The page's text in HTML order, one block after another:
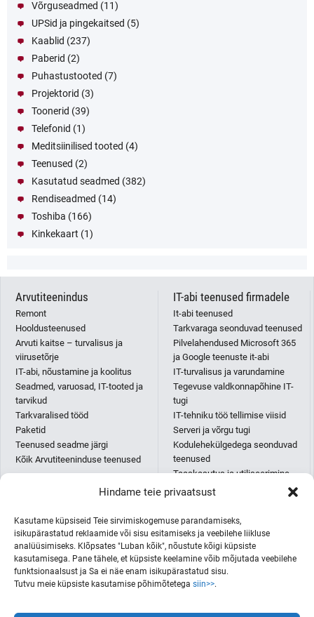
Hindame teie privaatsust
Kasutame küpsiseid Teie sirvimiskogemuse parandamiseks,
isikupärastatud reklaamide või sisu esitamiseks ja veebilehe liikluse
analüüsimiseks. Klõpsates "Luban kõik", nõustute kõigi küpsiste
kasutamisega. Pane tähele, et küpsiste keelamine võib mõjutada veebilehe
funktsionaalsust ja Sa ei näe enam isikupärastatud sisu.
Tutvu meie küpsiste kasutamise põhimõtetega siin>>.
Võrguseadmed (11)
UPSid ja pingekaitsed (5)
Kaablid (237)
Paberid (2)
Puhastustooted (7)
Projektorid (3)
Toonerid (39)
Telefonid (1)
Meditsiinilised tooted (4)
Teenused (2)
Kasutatud seadmed (382)
Rendiseadmed (14)
Toshiba (166)
Kinkekaart (1)
Arvutiteenindus
Remont
Hooldusteenused
Arvuti kaitse – turvalisus ja
viirusetõrje
IT-abi, nõustamine ja koolitus
Seadmed, varuosad, IT-tooted ja
tarvikud
Tarkvaralised tööd
Paketid
Teenused seadme järgi
Kõik Arvutiteeninduse teenused
IT-abi teenused firmadele
It-abi teenused
Tarkvaraga seonduvad teenused
Pilvelahendused Microsoft 365
ja Google teenuste it-abi
IT-turvalisus ja varundamine
Tegevuse valdkonnapõhine IT-
tugi
IT-tehniku töö tellimise viisid
Serveri ja võrgu tugi
Kodulehekülgedega seonduvad
teenused
Taaskasutus ja utiliseerimine
IT-abi paketid
AI teenused
Kõik IT-abi teenused
Printerid ja koopiamasinad
IT-abi spikker
ITmees Eesti OÜ